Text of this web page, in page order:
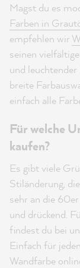
Magst du es
Farben in
empfehlen wir
seinen
und
breite
einfach alle
Für welche
kaufen?
Es gibt viele
Stiländerung,
sehr an die
und drückend.
findest du bei
Einfach für
Wandfarbe